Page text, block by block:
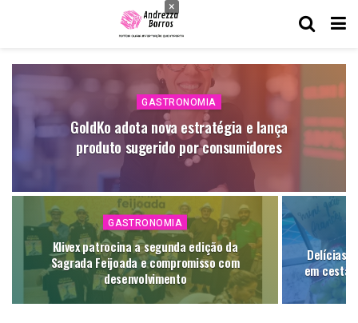
GASTRONOMIA
GoldKo adota nova estratégia e lança
produto sugerido por consumidores
GASTRONOMIA
Klivex patrocina a segunda edição da
Sagrada Feijoada e compromisso com
desenvolvimento
Delícias
em
×